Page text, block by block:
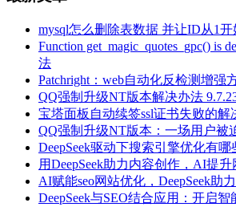
mysql怎么删除表数据 并让ID从1开
Function get_magic_quotes_gpc() is
法
Patchright：web自动化反检测增强
QQ强制升级NT版本解决办法
宝塔面板自动续签ssl证书失败的解
QQ强制升级NT版本：一场用户被
DeepSeek驱动下搜索引擎优化有哪
用DeepSeek助力内容创作，AI提升
AI赋能seo网站优化，DeepSeek助
DeepSeek与SEO结合应用：开启